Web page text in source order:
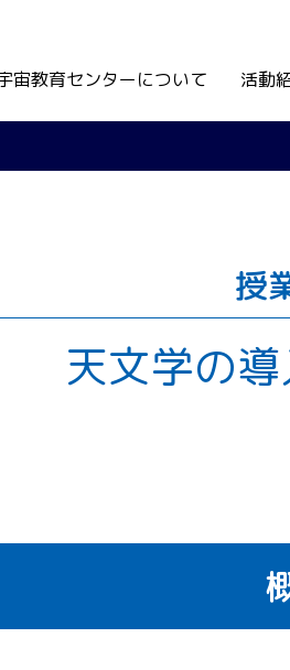
宙教育センターについて 活動
授
天文学の